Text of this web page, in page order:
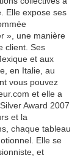
Elle expose ses
», une manière
client. Ses
et aux
en Italie, au
vous pouvez
et elle a
Award 2007
et la
chaque tableau
Elle se
et